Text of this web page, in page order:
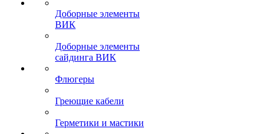
Доборные элементы
ВИК
Доборные элементы
сайдинга ВИК
Флюгеры
Греющие кабели
Герметики и мастики